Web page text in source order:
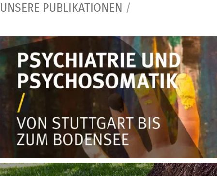
UNSERE PUBLIKATIONEN /